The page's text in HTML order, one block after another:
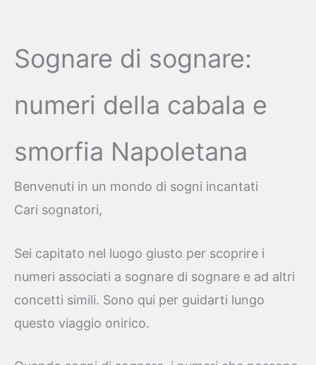
Sognare di sognare:
numeri della cabala e
smorfia Napoletana
Benvenuti in un mondo di sogni incantati
Cari sognatori,
Sei capitato nel luogo giusto per scoprire i
numeri associati a sognare di sognare e ad altri
concetti simili. Sono qui per guidarti lungo
questo viaggio onirico.